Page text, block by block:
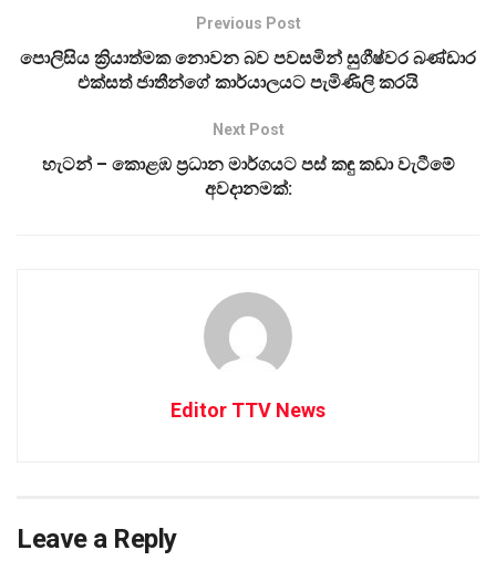
Previous Post
පොලිසිය ක්‍රියාත්මක නොවන බව පවසමින් සුගීෂ්වර බණ්ඩාර
එක්සත් ජාතීන්ගේ කාර්යාලයට පැමිණිලි කරයි
Next Post
හැටන් – කොළඹ ප්‍රධාන මාර්ගයට පස් කඳු කඩා වැටීමේ
අවදානමක්:
Editor TTV News
Leave a Reply